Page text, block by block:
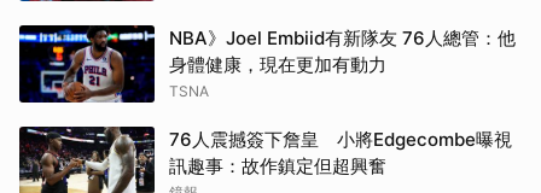
NBA》Joel Embiid有新隊友 76人總管：他
身體健康，現在更加有動力
TSNA
76人震撼簽下詹皇 小將Edgecombe曝視
訊趣事：故作鎮定但超興奮